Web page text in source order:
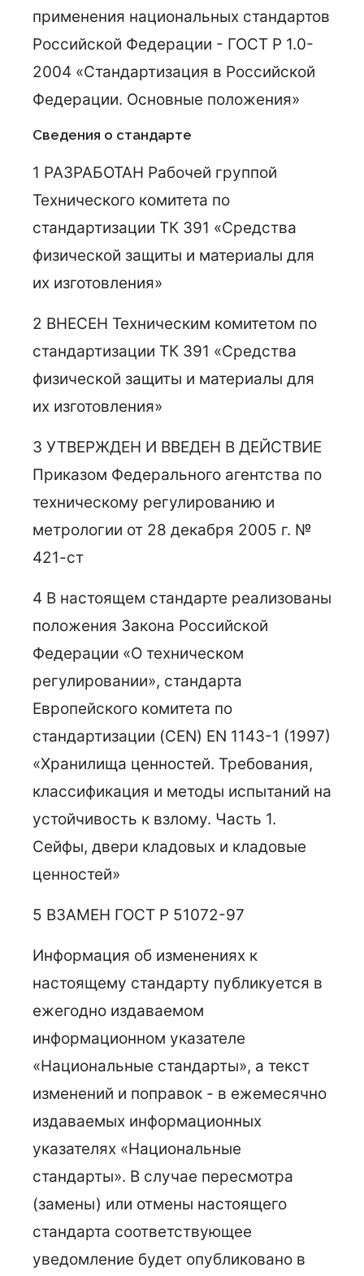
применения национальных стандартов
Российской Федерации - ГОСТ Р 1.0-
2004 «Стандартизация в Российской
Федерации. Основные положения»
Сведения о стандарте
1 РАЗРАБОТАН Рабочей группой
Технического комитета по
стандартизации ТК 391 «Средства
физической защиты и материалы для
их изготовления»
2 ВНЕСЕН Техническим комитетом по
стандартизации ТК 391 «Средства
физической защиты и материалы для
их изготовления»
3 УТВЕРЖДЕН И ВВЕДЕН В ДЕЙСТВИЕ
Приказом Федерального агентства по
техническому регулированию и
метрологии от 28 декабря 2005 г. №
421-ст
4 В настоящем стандарте реализованы
положения Закона Российской
Федерации «О техническом
регулировании», стандарта
Европейского комитета по
стандартизации (CEN) EN 1143-1 (1997)
«Хранилища ценностей. Требования,
классификация и методы испытаний на
устойчивость к взлому. Часть 1.
Сейфы, двери кладовых и кладовые
ценностей»
5 ВЗАМЕН ГОСТ Р 51072-97
Информация об изменениях к
настоящему стандарту публикуется в
ежегодно издаваемом
информационном указателе
«Национальные стандарты», а текст
изменений и поправок - в ежемесячно
издаваемых информационных
указателях «Национальные
стандарты». В случае пересмотра
(замены) или отмены настоящего
стандарта соответствующее
уведомление будет опубликовано в